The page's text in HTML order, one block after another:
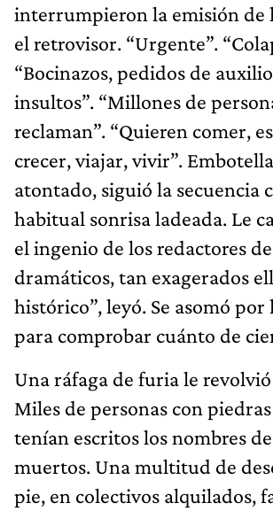
interrumpieron la emisión de
el retrovisor. “Urgente”.
“Bocinazos, pedidos de
insultos”. “Millones de
reclaman”. “Quieren comer,
crecer, viajar, vivir”.
atontado, siguió la secuencia
habitual sonrisa ladeada. Le
el ingenio de los redactores
dramáticos, tan exagerados
histórico”, leyó. Se asomó
para comprobar cuánto de
Una ráfaga de furia le
Miles de personas con
tenían escritos los nombres
muertos. Una multitud de
pie, en colectivos alquilados,